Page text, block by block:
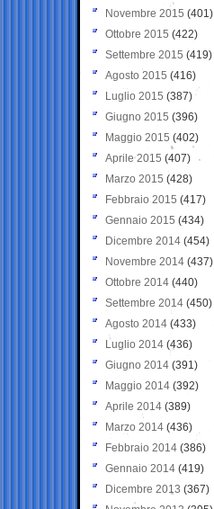
Novembre 2015 (401)
Ottobre 2015 (422)
Settembre 2015 (419)
Agosto 2015 (416)
Luglio 2015 (387)
Giugno 2015 (396)
Maggio 2015 (402)
Aprile 2015 (407)
Marzo 2015 (428)
Febbraio 2015 (417)
Gennaio 2015 (434)
Dicembre 2014 (454)
Novembre 2014 (437)
Ottobre 2014 (440)
Settembre 2014 (450)
Agosto 2014 (433)
Luglio 2014 (436)
Giugno 2014 (391)
Maggio 2014 (392)
Aprile 2014 (389)
Marzo 2014 (436)
Febbraio 2014 (386)
Gennaio 2014 (419)
Dicembre 2013 (367)